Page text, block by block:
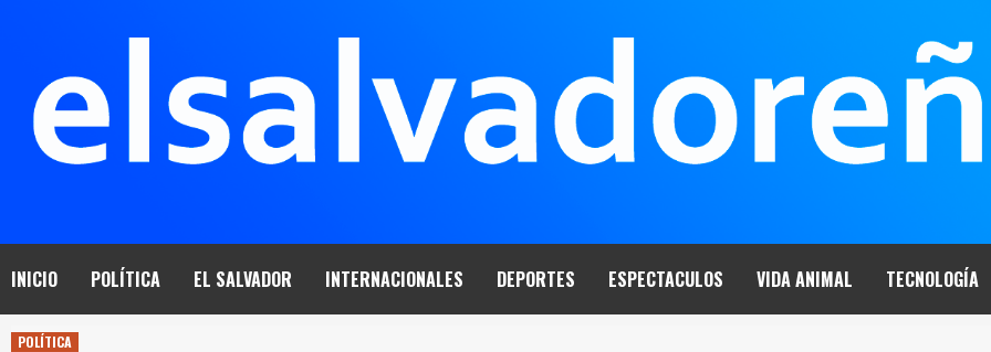
INICIO POLÍTICA EL SALVADOR INTERNACIONALES DEPORTES ESPECTACULOS VIDA ANIMAL TECNOLOGÍA
POLÍTICA